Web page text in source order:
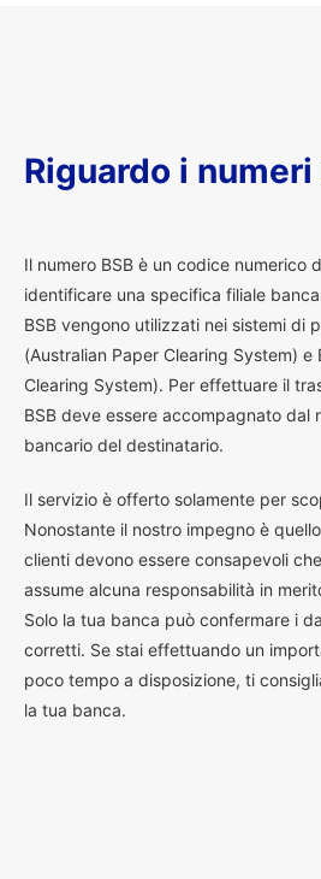
Riguardo i numeri
Il numero BSB è un codice numerico
identificare una specifica filiale
BSB vengono utilizzati nei sistemi di
(Australian Paper Clearing System) e
Clearing System). Per effettuare il
BSB deve essere accompagnato dal
bancario del destinatario.
Il servizio è offerto solamente per
Nonostante il nostro impegno è
clienti devono essere consapevoli
assume alcuna responsabilità in
Solo la tua banca può confermare i
corretti. Se stai effettuando un
poco tempo a disposizione, ti
la tua banca.